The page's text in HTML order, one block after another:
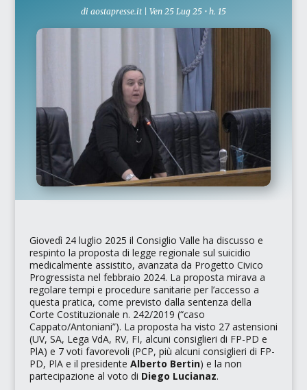
di aostapresse.it| Ven 25 Lug 25 • h. 15
Giovedì 24 luglio 2025 il Consiglio Valle ha discusso e
respinto la proposta di legge regionale sul suicidio
medicalmente assistito, avanzata da Progetto Civico
Progressista nel febbraio 2024. La proposta mirava a
regolare tempi e procedure sanitarie per l’accesso a
questa pratica, come previsto dalla sentenza della
Corte Costituzionale n. 242/2019 (“caso
Cappato/Antoniani”). La proposta ha visto 27 astensioni
(UV, SA, Lega VdA, RV, FI, alcuni consiglieri di FP-PD e
PlA) e 7 voti favorevoli (PCP, più alcuni consiglieri di FP-
PD, PlA e il presidente Alberto Bertin) e la non
partecipazione al voto di Diego Lucianaz.